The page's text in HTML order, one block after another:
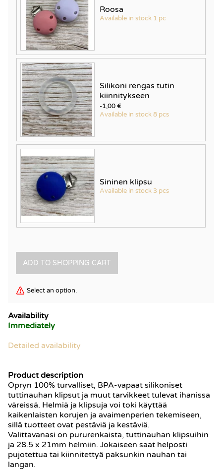
Roosa
Available in stock 1 pc
Silikoni rengas tutin
kiinnitykseen
-1,00 €
Available in stock 8 pcs
Sininen klipsu
Available in stock 3 pcs
Select an option.
Availability
Immediately
Detailed availability
Product description
Opryn 100% turvalliset, BPA-vapaat silikoniset
tuttinauhan klipsut ja muut tarvikkeet tulevat ihanissa
väreissä. Helmiä ja klipsuja voi toki käyttää
kaikenlaisten korujen ja avaimenperien tekemiseen,
sillä tuotteet ovat pestäviä ja kestäviä.
Valittavanasi on pururenkaista, tuttinauhan klipsuihin
ja 28.5 x 21mm helmiin. Jokaiseen saat helposti
pujotettua tai kiinnitettyä paksunkin nauhan tai
langan.